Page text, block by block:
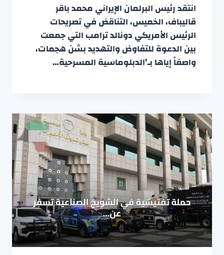
انتقد رئيس البرلمان الإيراني محمد باقر
قاليباف، الخميس، التناقض في تصريحات
الرئيس الأمريكي دونالد ترامب التي جمعت
بين الدعوة للتفاوض والتهديد بشن هجمات،
واصفاً إياها بـ’الدبلوماسية المسرحية…